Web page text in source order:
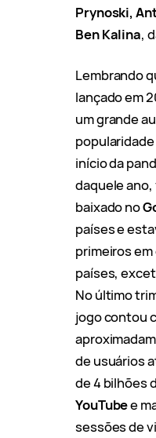
Prynoski,
Ben Kalina,
Lembrando
lançado em
um grande
início da
daquele
baixado no
países e
primeiros
países,
No último
jogo contou
de usuários
de 4 bilhões
YouTubee
sessões de